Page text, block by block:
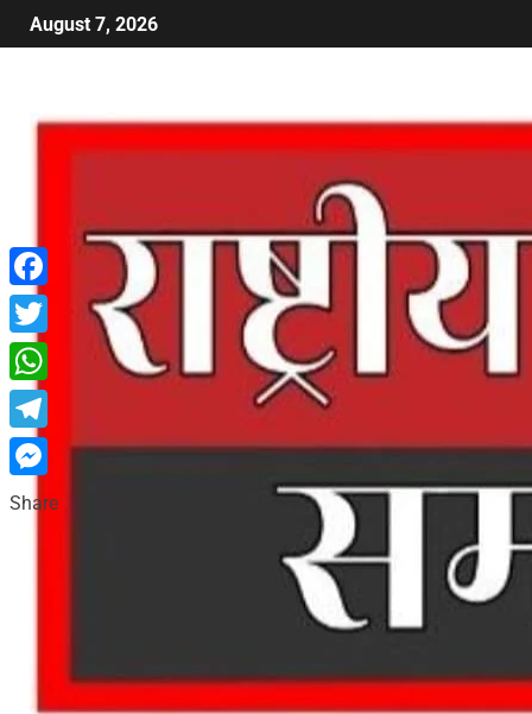
August 7, 2026
Facebook
Twitter
WhatsApp
Telegram
Messenger
Share